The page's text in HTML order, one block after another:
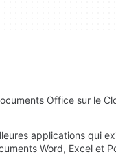
Office sur le
applications qui
Word, Excel et